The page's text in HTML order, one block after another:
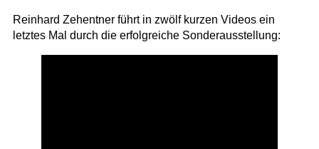
Reinhard Zehentner führt in zwölf kurzen Videos ein
letztes Mal durch die erfolgreiche Sonderausstellung: